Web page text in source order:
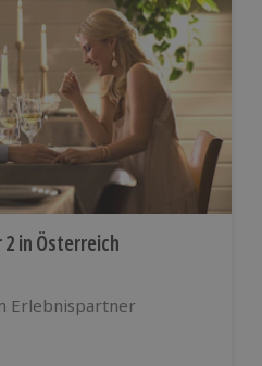
in Österreich
Erlebnispartner